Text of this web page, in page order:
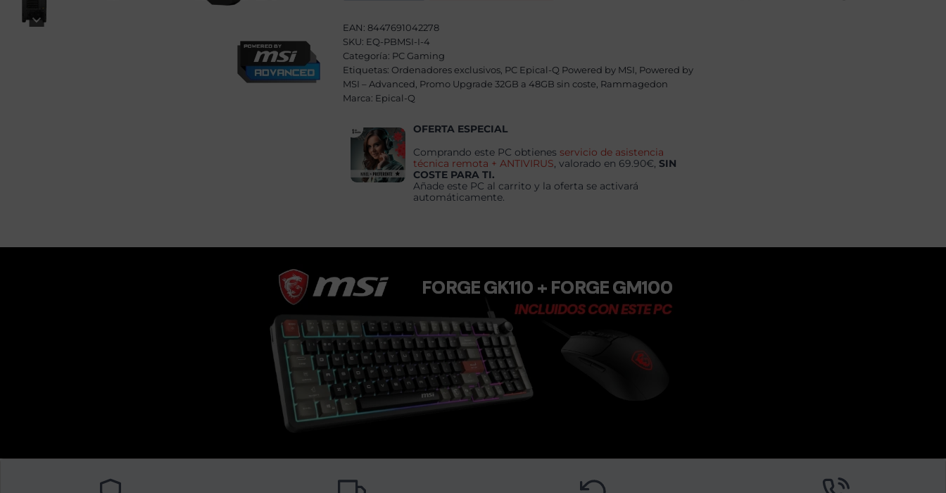
IV
AMD
Ryzen
5
9600X,
32GB,
1TB
SSD
5070
+
Windows
11
Pro
cantidad
EAN: 8447691042278
SKU: EQ-PBMSI-I-4
Categoría: PC Gaming
Etiquetas: Ordenadores exclusivos, PC Epical-Q Powered by MSI Powered by
MSI – Advanced Promo Upgrade 32GB a 48GB sin coste Rammagedon
Marca: Epical-Q
OFERTA ESPECIAL
Comprando este PC obtienes servicio de asistencia
técnica remota + ANTIVIRUS, valorado en 69.90€, SIN
COSTE PARA TI.
Añade este PC al carrito y la oferta se activará
automáticamente.